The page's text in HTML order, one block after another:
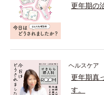
更年期の
ヘルスケア
更年期真
す。